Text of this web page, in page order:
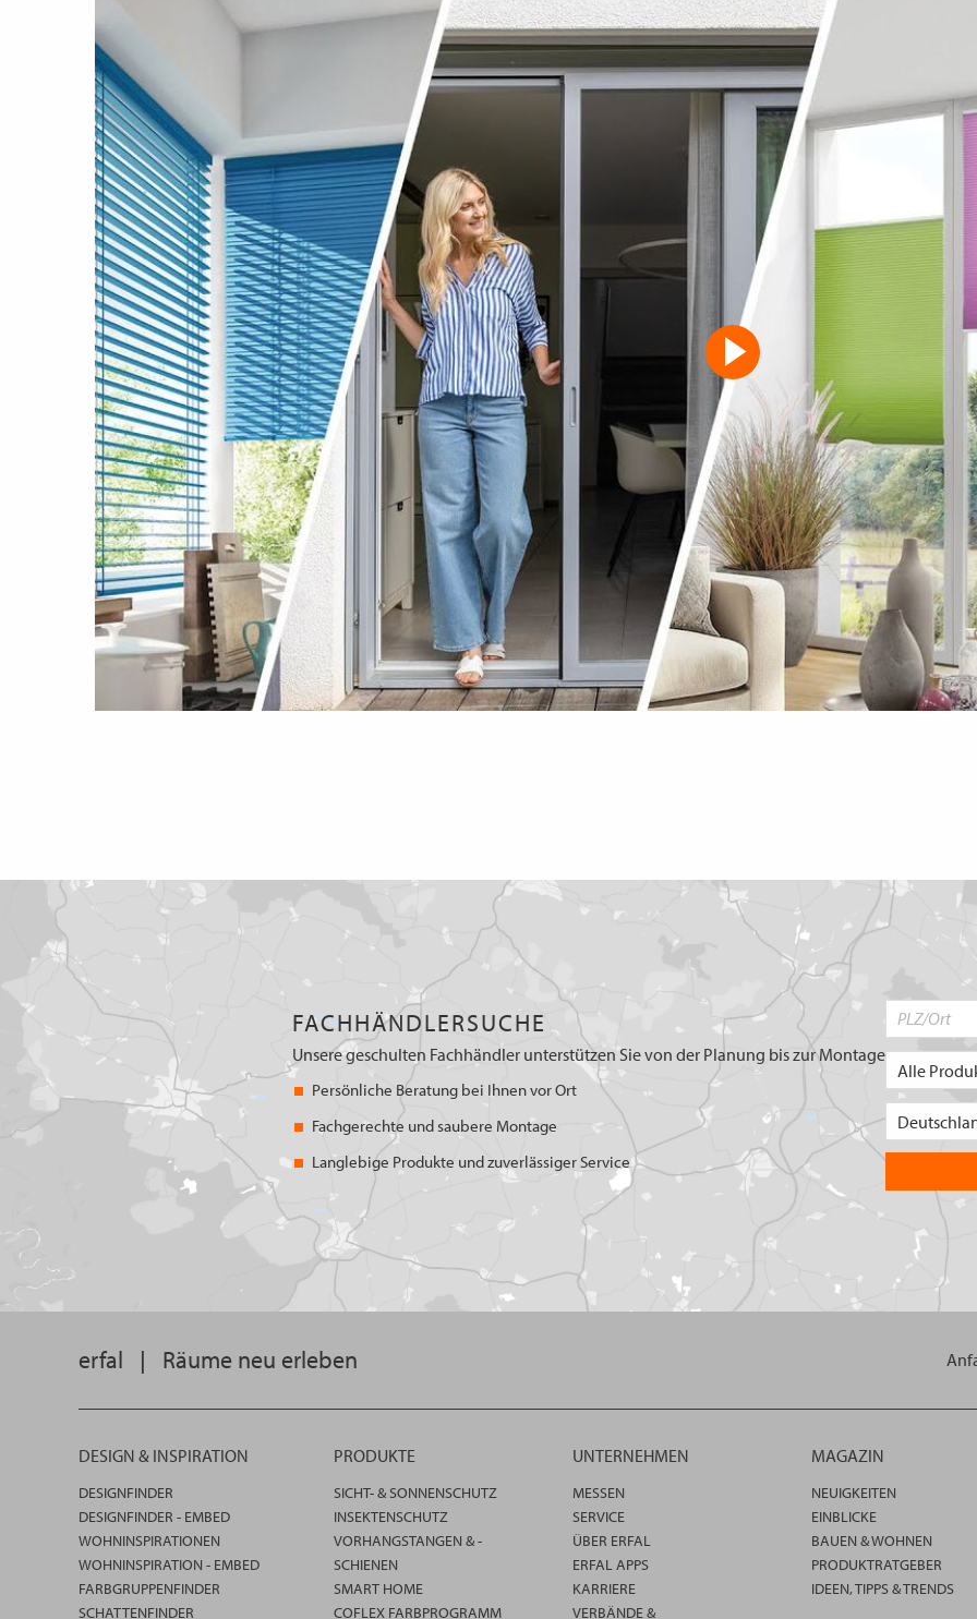
FACHHÄNDLERSUCHE
Unsere geschulten Fachhändler unterstützen Sie von der Planung bis zur Montage
Persönliche Beratung bei Ihnen vor Ort
Fachgerechte und saubere Montage
Langlebige Produkte und zuverlässiger Service
erfal | Räume neu erleben
DESIGN & INSPIRATION
DESIGNFINDER
DESIGNFINDER - EMBED
WOHNINSPIRATIONEN
WOHNINSPIRATION - EMBED
FARBGRUPPENFINDER
SCHATTENFINDER
PRODUKTE
SICHT- & SONNENSCHUTZ
INSEKTENSCHUTZ
VORHANGSTANGEN & -
SCHIENEN
SMART HOME
COFLEX FARBPROGRAMM
UNTERNEHMEN
MESSEN
SERVICE
ÜBER ERFAL
ERFAL APPS
KARRIERE
VERBÄNDE &
MAGAZIN
NEUIGKEITEN
EINBLICKE
BAUEN & WOHNEN
PRODUKTRATGEBER
IDEEN, TIPPS & TRENDS